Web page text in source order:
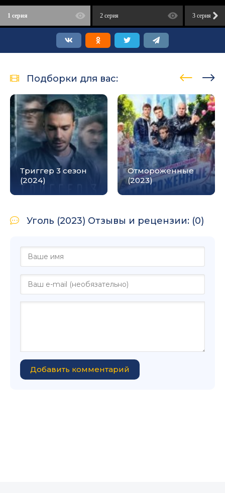
1 серия 2 серия 3 серия
Подборки для вас:
Триггер 3 сезон
(2024)
Отмороженные
(2023)
Уголь (2023) Отзывы и рецензии: (0)
Добавить комментарий